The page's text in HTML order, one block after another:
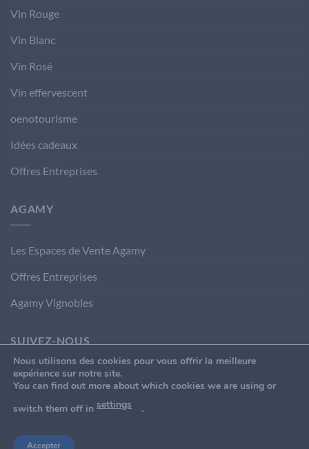
Vin Rouge
Vin Blanc
Vin Rosé
Vin effervescent
oenotourisme
Idées cadeaux
Offres Entreprises
AGAMY
Les Espaces de Vente Agamy
Offres Entreprises
Agamy Vignobles
SUIVEZ-NOUS
Nous utilisons des cookies pour vous offrir la meilleure
expérience sur notre site.
You can find out more about which cookies we are using or
switch them off in settings .
Accepter